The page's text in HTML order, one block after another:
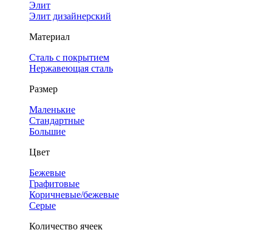
Элит
Элит дизайнерский
Материал
Сталь с покрытием
Нержавеющая сталь
Размер
Маленькие
Стандартные
Большие
Цвет
Бежевые
Графитовые
Коричневые/бежевые
Серые
Количество ячеек